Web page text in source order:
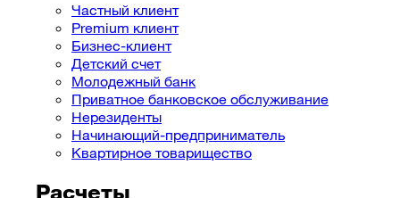
Частный клиент
Premium клиент
Бизнес-клиент
Детский счет
Молодежный банк
Приватное банковское обслуживание
Нерезиденты
Начинающий-предприниматель
Квартирное товарищество
Расчеты